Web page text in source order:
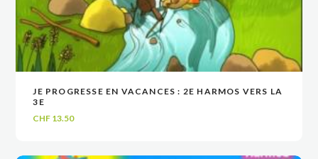
JE PROGRESSE EN VACANCES : 2E HARMOS VERS LA
3E
CHF 13.50